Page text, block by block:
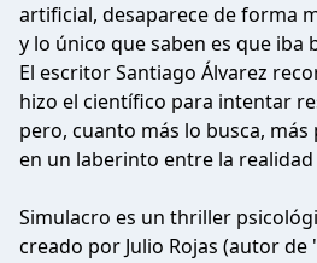
artificial, desaparece de forma
y lo único que saben es que iba
El escritor Santiago Álvarez
hizo el científico para intentar
pero, cuanto más lo busca,
en un laberinto entre la realidad
Simulacro es un thriller
creado por Julio Rojas (autor de